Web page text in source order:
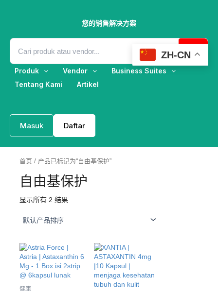
您的销售解决方案
Produk Vendor
Business Suites
Tentang Kami
Artikel
Masuk Daftar
首页 / 产品已标记为“自由基保护”
自由基保护
显示所有 2 结果
健康
ZH-CN